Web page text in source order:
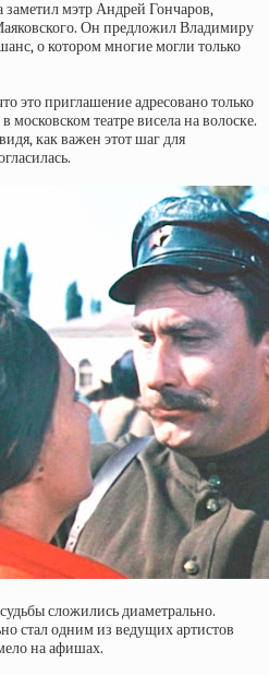
заметил мэтр Андрей Гончаров,
Он предложил Владимиру
о котором многие могли только
это приглашение адресовано только
московском театре висела на волоске.
как важен этот шаг для
сложились диаметрально.
стал одним из ведущих артистов
на афишах.